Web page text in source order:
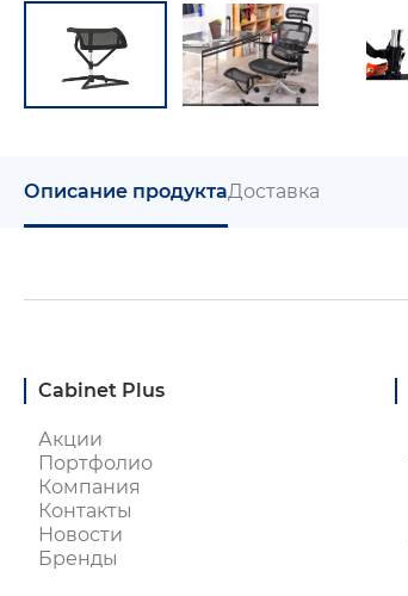
Описание продуктаДоставка
Cabinet Plus
Акции
Портфолио
Компания
Контакты
Новости
Бренды